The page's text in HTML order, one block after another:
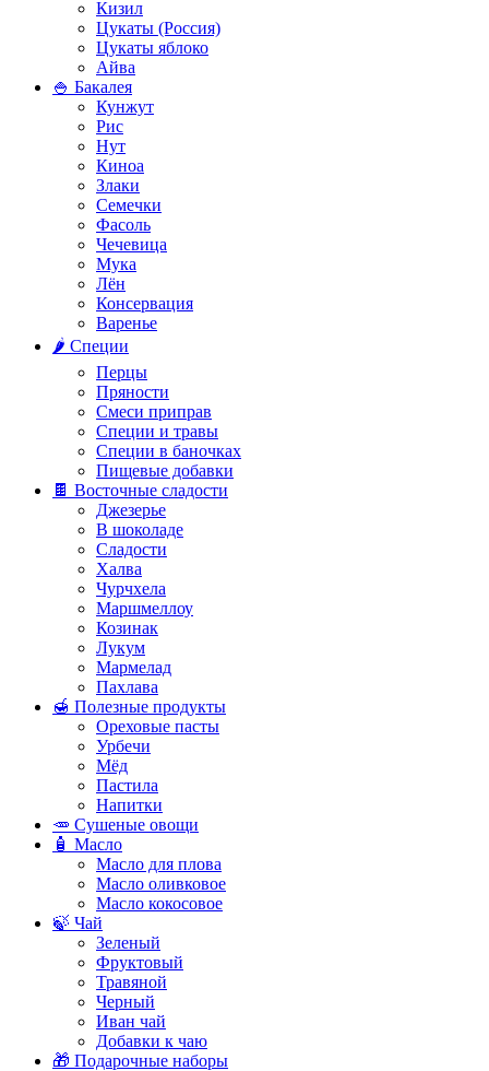
Кизил
Цукаты (Россия)
Цукаты яблоко
Айва
🍚 Бакалея
Кунжут
Рис
Нут
Киноа
Злаки
Семечки
Фасоль
Чечевица
Мука
Лён
Консервация
Варенье
🌶️ Специи
Перцы
Пряности
Смеси приправ
Специи и травы
Специи в баночках
Пищевые добавки
🍫 Восточные сладости
Джезерье
В шоколаде
Сладости
Халва
Чурчхела
Маршмеллоу
Козинак
Лукум
Мармелад
Пахлава
🍯 Полезные продукты
Ореховые пасты
Урбечи
Мёд
Пастила
Напитки
🥕 Сушеные овощи
🧴 Масло
Масло для плова
Масло оливковое
Масло кокосовое
🍃 Чай
Зеленый
Фруктовый
Травяной
Черный
Иван чай
Добавки к чаю
🎁 Подарочные наборы